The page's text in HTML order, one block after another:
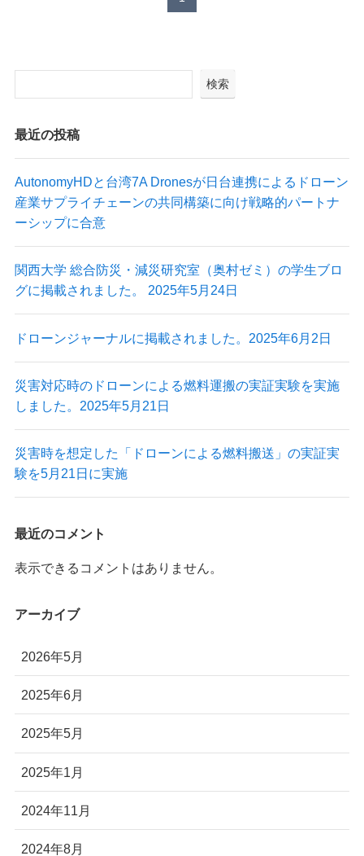
各種サービス
画像解析システム
インフラ設備点検向けドローン研修サービス
ニュース
プレスリリース
実証実験
Blog
国産産業用ドローン販売
検索
最近の投稿
AutonomyHDと台湾7A Dronesが日台連携によるドローン
産業サプライチェーンの共同構築に向け戦略的パートナ
ーシップに合意
関西大学 総合防災・減災研究室（奥村ゼミ）の学生ブロ
グに掲載されました。 2025年5月24日
ドローンジャーナルに掲載されました。2025年6月2日
災害対応時のドローンによる燃料運搬の実証実験を実施
しました。2025年5月21日
災害時を想定した「ドローンによる燃料搬送」の実証実
験を5月21日に実施
最近のコメント
表示できるコメントはありません。
アーカイブ
2026年5月
2025年6月
2025年5月
2025年1月
2024年11月
2024年8月